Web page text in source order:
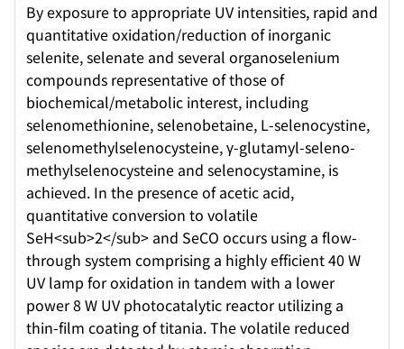
By exposure to appropriate UV intensities, rapid and
quantitative oxidation/reduction of inorganic
selenite, selenate and several organoselenium
compounds representative of those of
biochemical/metabolic interest, including
selenomethionine, selenobetaine, L-selenocystine,
selenomethylselenocysteine, γ-glutamyl-seleno-
methylselenocysteine and selenocystamine, is
achieved. In the presence of acetic acid,
quantitative conversion to volatile
SeH<sub>2</sub> and SeCO occurs using a flow-
through system comprising a highly efficient 40 W
UV lamp for oxidation in tandem with a lower
power 8 W UV photocatalytic reactor utilizing a
thin-film coating of titania. The volatile reduced